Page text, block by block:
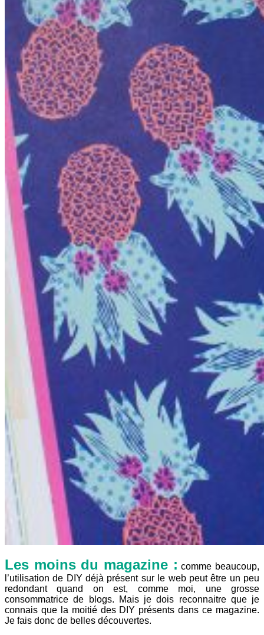
Les moins du magazine : comme beaucoup,
l’utilisation de DIY déjà présent sur le web peut être un peu
redondant quand on est, comme moi, une grosse
consommatrice de blogs. Mais je dois reconnaitre que je
connais que la moitié des DIY présents dans ce magazine.
Je fais donc de belles découvertes.